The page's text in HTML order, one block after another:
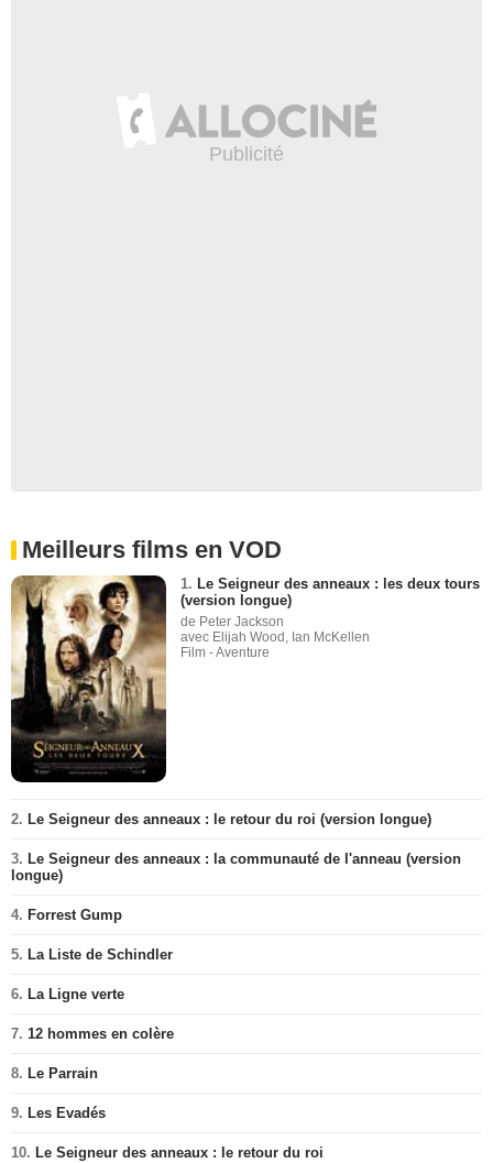
Meilleurs films en VOD
1. Le Seigneur des anneaux : les deux tours
(version longue)
de Peter Jackson
avec Elijah Wood, Ian McKellen
Film - Aventure
2. Le Seigneur des anneaux : le retour du roi (version longue)
3. Le Seigneur des anneaux : la communauté de l'anneau (version
longue)
4. Forrest Gump
5. La Liste de Schindler
6. La Ligne verte
7. 12 hommes en colère
8. Le Parrain
9. Les Evadés
10. Le Seigneur des anneaux : le retour du roi